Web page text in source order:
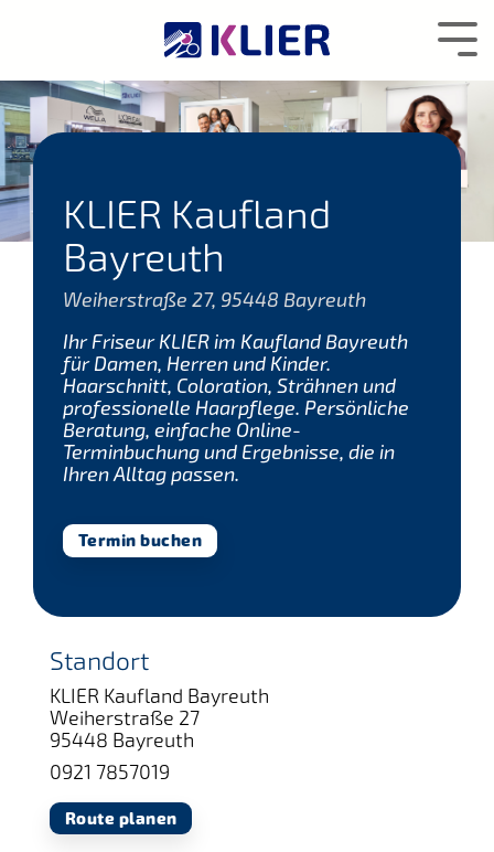
KLIER Kaufland
Bayreuth
Weiherstraße 27, 95448 Bayreuth
Ihr Friseur KLIER im Kaufland Bayreuth
für Damen, Herren und Kinder.
Haarschnitt, Coloration, Strähnen und
professionelle Haarpflege. Persönliche
Beratung, einfache Online-
Terminbuchung und Ergebnisse, die in
Ihren Alltag passen.
Termin buchen
Standort
KLIER Kaufland Bayreuth
Weiherstraße 27
95448 Bayreuth
0921 7857019
Route planen